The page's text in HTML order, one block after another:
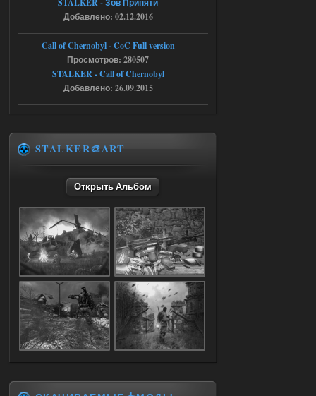
Путь во мгле + GUNSLINGER mod
Stalker-Mods-Clan-su
Доступно только для пользователей
Путь во мгле + GUNSLINGER mod
stalker673920
где пароль?
Ответить ➤
05.08.2026
Dead Air: Refined
09:03
Stalker-Mods-Clan-su
Доступно только для пользователей
STALKER - Зов Припяти
Добавлено: 02.12.2016
Call of Chernobyl - CoC Full version
Просмотров: 280507
STALKER - Call of Chernobyl
Добавлено: 26.09.2015
STALKER🎨ART
Открыть Альбом